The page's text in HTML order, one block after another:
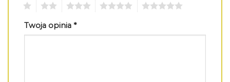
Twoja opinia *